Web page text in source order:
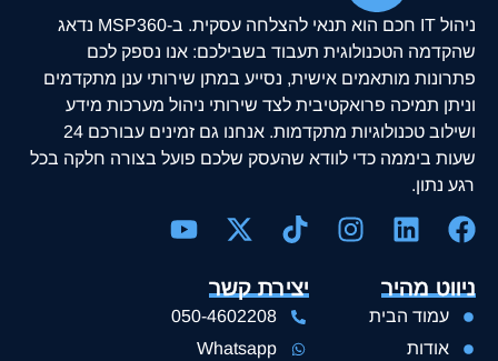
ניהול IT חכם הוא תנאי להצלחה עסקית. ב-MSP360 נדאג
שהקדמה הטכנולוגית תעבוד בשבילכם: אנו נספק לכם
פתרונות מותאמים אישית, נסייע במתן שירותי ענן מתקדמים
וניתן תמיכה פרואקטיבית לצד שירותי ניהול מערכות מידע
ושילוב טכנולוגיות מתקדמות. אנחנו גם זמינים עבורכם 24
שעות ביממה כדי לוודא שהעסק שלכם פועל בצורה חלקה בכל
רגע נתון.
ניווט מהיר
עמוד הבית
אודות
יצירת קשר
050-4602208
Whatsapp